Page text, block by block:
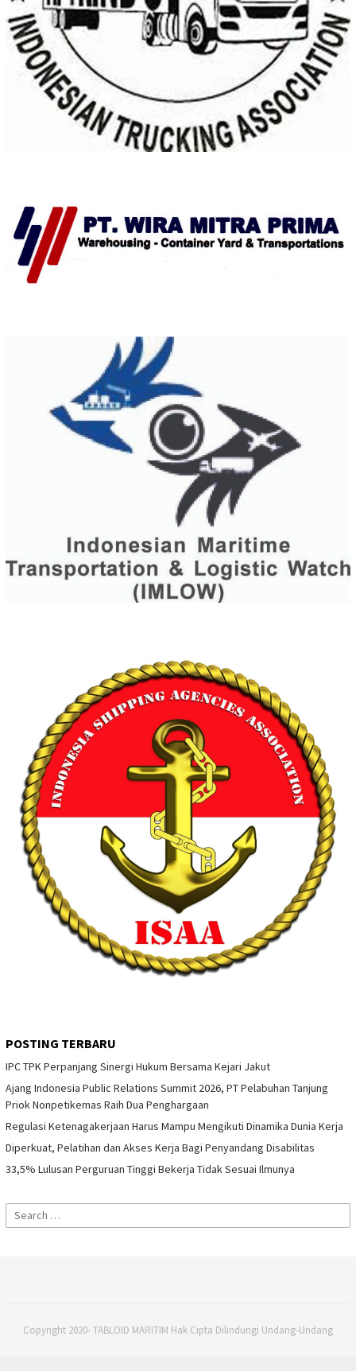
POSTING TERBARU
IPC TPK Perpanjang Sinergi Hukum Bersama Kejari Jakut
Ajang Indonesia Public Relations Summit 2026, PT Pelabuhan Tanjung
Priok Nonpetikemas Raih Dua Penghargaan
Regulasi Ketenagakerjaan Harus Mampu Mengikuti Dinamika Dunia Kerja
Diperkuat, Pelatihan dan Akses Kerja Bagi Penyandang Disabilitas
33,5% Lulusan Perguruan Tinggi Bekerja Tidak Sesuai Ilmunya
Search
for:
Copyright 2020- TABLOID MARITIM Hak Cipta Dilindungi Undang-Undang